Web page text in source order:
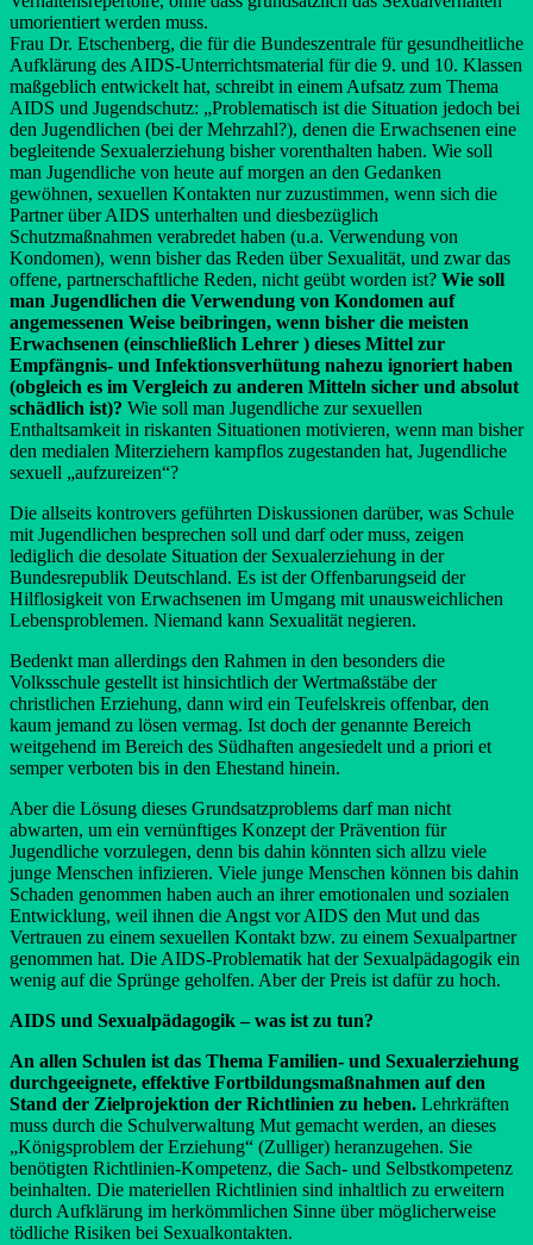
umorientiert werden muss.
Frau Dr. Etschenberg, die für die Bundeszentrale für gesundheitliche
Aufklärung des AIDS-Unterrichtsmaterial für die 9. und 10. Klassen
maßgeblich entwickelt hat, schreibt in einem Aufsatz zum Thema
AIDS und Jugendschutz: „Problematisch ist die Situation jedoch bei
den Jugendlichen (bei der Mehrzahl?), denen die Erwachsenen eine
begleitende Sexualerziehung bisher vorenthalten haben. Wie soll
man Jugendliche von heute auf morgen an den Gedanken
gewöhnen, sexuellen Kontakten nur zuzustimmen, wenn sich die
Partner über AIDS unterhalten und diesbezüglich
Schutzmaßnahmen verabredet haben (u.a. Verwendung von
Kondomen), wenn bisher das Reden über Sexualität, und zwar das
offene, partnerschaftliche Reden, nicht geübt worden ist? Wie soll
man Jugendlichen die Verwendung von Kondomen auf
angemessenen Weise beibringen, wenn bisher die meisten
Erwachsenen (einschließlich Lehrer ) dieses Mittel zur
Empfängnis- und Infektionsverhütung nahezu ignoriert haben
(obgleich es im Vergleich zu anderen Mitteln sicher und absolut
schädlich ist)? Wie soll man Jugendliche zur sexuellen
Enthaltsamkeit in riskanten Situationen motivieren, wenn man bisher
den medialen Miterziehern kampflos zugestanden hat, Jugendliche
sexuell „aufzureizen“?
Die allseits kontrovers geführten Diskussionen darüber, was Schule
mit Jugendlichen besprechen soll und darf oder muss, zeigen
lediglich die desolate Situation der Sexualerziehung in der
Bundesrepublik Deutschland. Es ist der Offenbarungseid der
Hilflosigkeit von Erwachsenen im Umgang mit unausweichlichen
Lebensproblemen. Niemand kann Sexualität negieren.
Bedenkt man allerdings den Rahmen in den besonders die
Volksschule gestellt ist hinsichtlich der Wertmaßstäbe der
christlichen Erziehung, dann wird ein Teufelskreis offenbar, den
kaum jemand zu lösen vermag. Ist doch der genannte Bereich
weitgehend im Bereich des Südhaften angesiedelt und a priori et
semper verboten bis in den Ehestand hinein.
Aber die Lösung dieses Grundsatzproblems darf man nicht
abwarten, um ein vernünftiges Konzept der Prävention für
Jugendliche vorzulegen, denn bis dahin könnten sich allzu viele
junge Menschen infizieren. Viele junge Menschen können bis dahin
Schaden genommen haben auch an ihrer emotionalen und sozialen
Entwicklung, weil ihnen die Angst vor AIDS den Mut und das
Vertrauen zu einem sexuellen Kontakt bzw. zu einem Sexualpartner
genommen hat. Die AIDS-Problematik hat der Sexualpädagogik ein
wenig auf die Sprünge geholfen. Aber der Preis ist dafür zu hoch.
AIDS und Sexualpädagogik – was ist zu tun?
An allen Schulen ist das Thema Familien- und Sexualerziehung
durchgeeignete, effektive Fortbildungsmaßnahmen auf den
Stand der Zielprojektion der Richtlinien zu heben. Lehrkräften
muss durch die Schulverwaltung Mut gemacht werden, an dieses
„Königsproblem der Erziehung“ (Zulliger) heranzugehen. Sie
benötigten Richtlinien-Kompetenz, die Sach- und Selbstkompetenz
beinhalten. Die materiellen Richtlinien sind inhaltlich zu erweitern
durch Aufklärung im herkömmlichen Sinne über möglicherweise
tödliche Risiken bei Sexualkontakten.